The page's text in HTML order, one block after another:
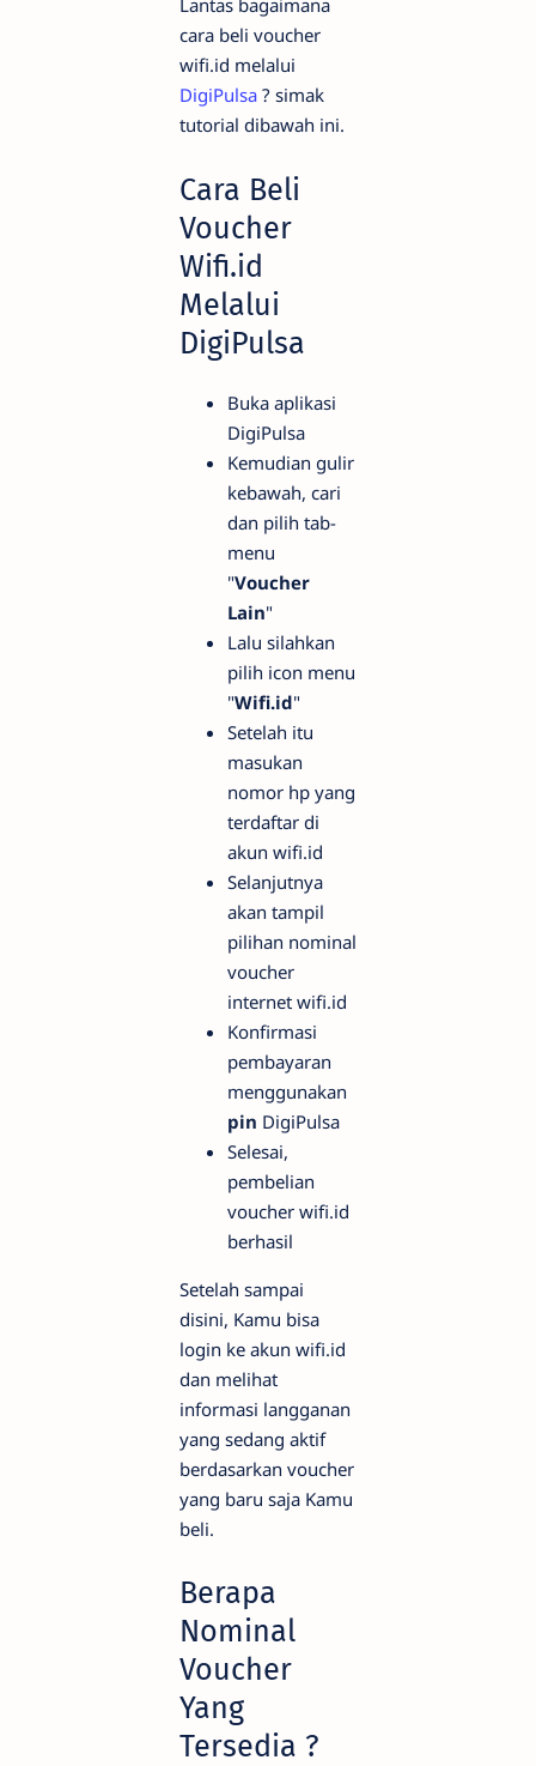
Lantas bagaimana
cara beli voucher
wifi.id melalui
DigiPulsa ? simak
tutorial dibawah ini.
Cara Beli
Voucher
Wifi.id
Melalui
DigiPulsa
Buka aplikasi
DigiPulsa
Kemudian gulir
kebawah, cari
dan pilih tab-
menu
"Voucher
Lain"
Lalu silahkan
pilih icon menu
"Wifi.id"
Setelah itu
masukan
nomor hp yang
terdaftar di
akun wifi.id
Selanjutnya
akan tampil
pilihan nominal
voucher
internet wifi.id
Konfirmasi
pembayaran
menggunakan
pin DigiPulsa
Selesai,
pembelian
voucher wifi.id
berhasil
Setelah sampai
disini, Kamu bisa
login ke akun wifi.id
dan melihat
informasi langganan
yang sedang aktif
berdasarkan voucher
yang baru saja Kamu
beli.
Berapa
Nominal
Voucher
Yang
Tersedia ?